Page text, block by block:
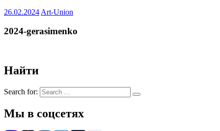
26.02.2024 Art-Union
2024-gerasimenko
Найти
Search for:
Мы в соцсетях